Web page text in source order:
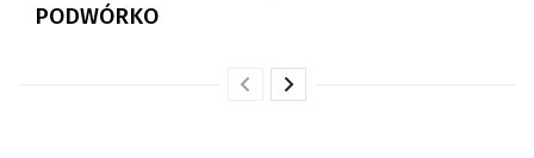
PODWÓRKO